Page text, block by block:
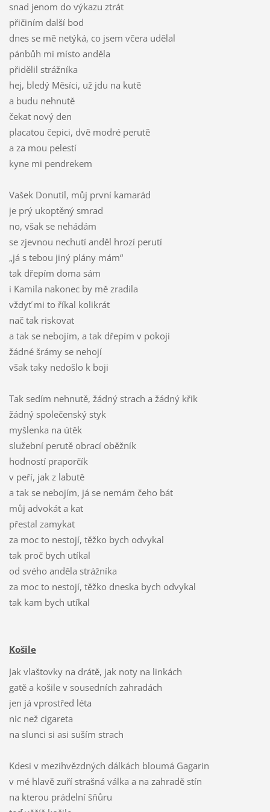
snad jenom do výkazu ztrát
přičiním další bod
dnes se mě netýká, co jsem včera udělal
pánbůh mi místo anděla
přidělil strážníka
hej, bledý Měsíci, už jdu na kutě
a budu nehnutě
čekat nový den
placatou čepici, dvě modré perutě
a za mou pelestí
kyne mi pendrekem
Vašek Donutil, můj první kamarád
je prý ukoptěný smrad
no, však se nehádám
se zjevnou nechutí anděl hrozí perutí
„já s tebou jiný plány mám“
tak dřepím doma sám
i Kamila nakonec by mě zradila
vždyť mi to říkal kolikrát
nač tak riskovat
a tak se nebojím, a tak dřepím v pokoji
žádné šrámy se nehojí
však taky nedošlo k boji
Tak sedím nehnutě, žádný strach a žádný křik
žádný společenský styk
myšlenka na útěk
služební perutě obrací oběžník
hodností praporčík
v peří, jak z labutě
a tak se nebojím, já se nemám čeho bát
můj advokát a kat
přestal zamykat
za moc to nestojí, těžko bych odvykal
tak proč bych utíkal
od svého anděla strážníka
za moc to nestojí, těžko dneska bych odvykal
tak kam bych utíkal
Košile
Jak vlaštovky na drátě, jak noty na linkách
gatě a košile v sousedních zahradách
jen já vprostřed léta
nic než cigareta
na slunci si asi suším strach
Kdesi v mezihvězdných dálkách bloumá Gagarin
v mé hlavě zuří strašná válka a na zahradě stín
na kterou prádelní šňůru